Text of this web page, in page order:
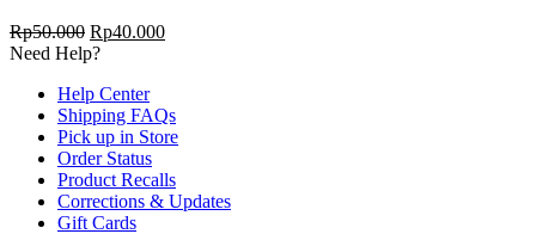
Rp50.000 Harga
aslinya
Rp50.000.
Rp40.000Harga
Rp40.000.
Need Help?
Help Center
Shipping FAQs
Pick up in Store
Order Status
Product Recalls
Corrections & Updates
Gift Cards